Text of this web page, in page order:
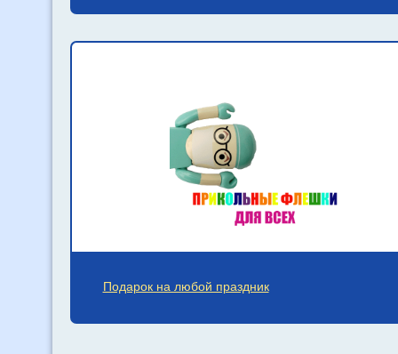
Подарок на любой праздник